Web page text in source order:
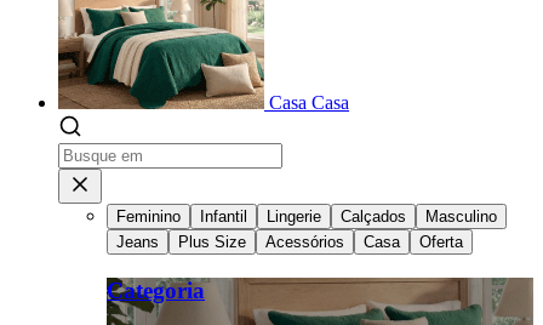
Casa Casa
Feminino Infantil Lingerie Calçados
Masculino
Jeans
Plus Size Acessórios Casa Oferta
Categoria